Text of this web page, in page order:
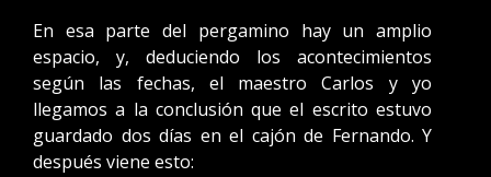
En esa parte del pergamino hay un amplio
espacio, y, deduciendo los acontecimientos
según las fechas, el maestro Carlos y yo
llegamos a la conclusión que el escrito estuvo
guardado dos días en el cajón de Fernando. Y
después viene esto: